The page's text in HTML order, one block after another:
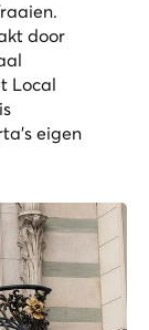
door
Local
eigen